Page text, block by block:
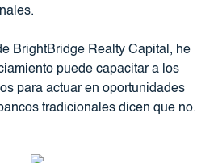
BrightBridge Realty Capital, he
puede capacitar a los
para actuar en oportunidades
tradicionales dicen que no.